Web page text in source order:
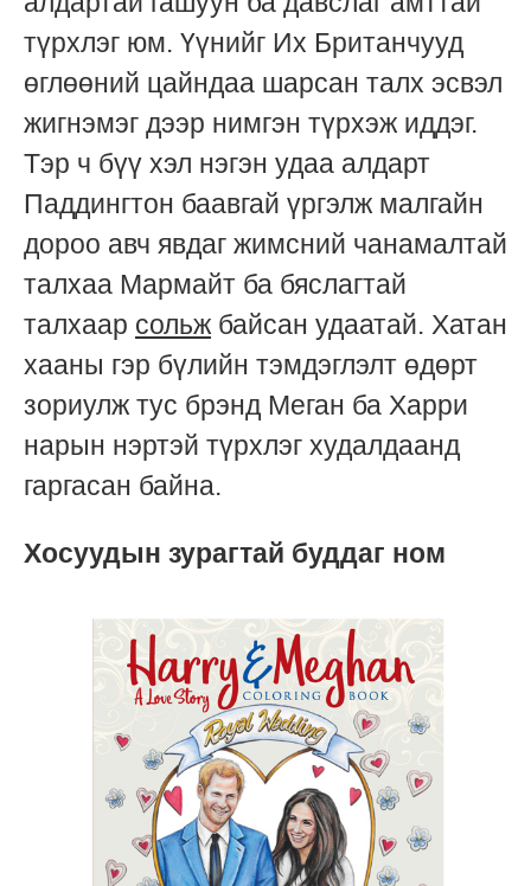
түрхлэг юм. Үүнийг Их Британчууд
өглөөний цайндаа шарсан талх эсвэл
жигнэмэг дээр нимгэн түрхэж иддэг.
Тэр ч бүү хэл нэгэн удаа алдарт
Паддингтон баавгай үргэлж малгайн
дороо авч явдаг жимсний чанамалтай
талхаа Мармайт ба бяслагтай
талхаар сольж байсан удаатай. Хатан
хааны гэр бүлийн тэмдэглэлт өдөрт
зориулж тус брэнд Меган ба Харри
нарын нэртэй түрхлэг худалдаанд
гаргасан байна.
Хосуудын зурагтай буддаг ном